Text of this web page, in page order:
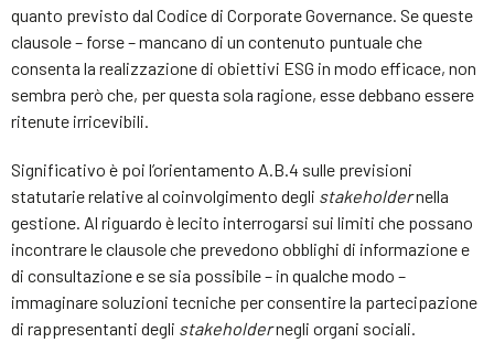
quanto previsto dal Codice di Corporate Governance. Se queste
clausole – forse – mancano di un contenuto puntuale che
consenta la realizzazione di obiettivi ESG in modo efficace, non
sembra però che, per questa sola ragione, esse debbano essere
ritenute irricevibili.
Significativo è poi l’orientamento A.B.4 sulle previsioni
statutarie relative al coinvolgimento degli stakeholdernella
gestione. Al riguardo è lecito interrogarsi sui limiti che possano
incontrare le clausole che prevedono obblighi di informazione e
di consultazione e se sia possibile – in qualche modo –
immaginare soluzioni tecniche per consentire la partecipazione
di rappresentanti degli stakeholdernegli organi sociali.